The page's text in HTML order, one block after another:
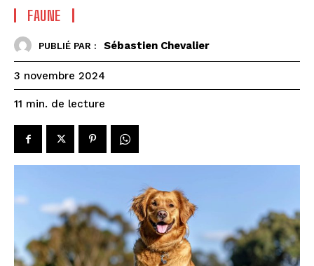
FAUNE
PUBLIÉ PAR : Sébastien Chevalier
3 novembre 2024
11 min. de lecture